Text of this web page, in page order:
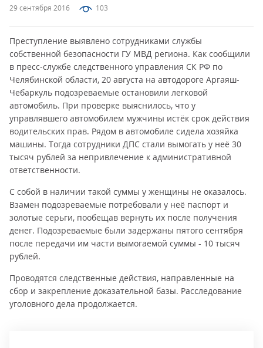
29 сентября 2016 103
Преступление выявлено сотрудниками службы
собственной безопасности ГУ МВД региона. Как сообщили
в пресс-службе следственного управления СК РФ по
Челябинской области, 20 августа на автодороге Аргаяш-
Чебаркуль подозреваемые остановили легковой
автомобиль. При проверке выяснилось, что у
управлявшего автомобилем мужчины истёк срок действия
водительских прав. Рядом в автомобиле сидела хозяйка
машины. Тогда сотрудники ДПС стали вымогать у неё 30
тысяч рублей за непривлечение к административной
ответственности.
С собой в наличии такой суммы у женщины не оказалось.
Взамен подозреваемые потребовали у неё паспорт и
золотые серьги, пообещав вернуть их после получения
денег. Подозреваемые были задержаны пятого сентября
после передачи им части вымогаемой суммы - 10 тысяч
рублей.
Проводятся следственные действия, направленные на
сбор и закрепление доказательной базы. Расследование
уголовного дела продолжается.